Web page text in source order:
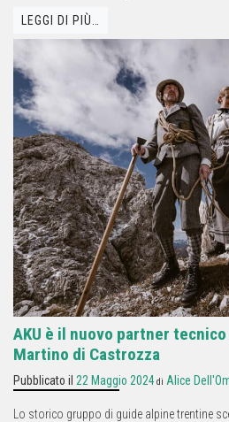
LEGGI DI PIÙ…
AKU è il nuovo partner
Martino di Castrozza
Pubblicato il 22 Maggio 2024 di Alice
Lo storico gruppo di guide alpine trentine